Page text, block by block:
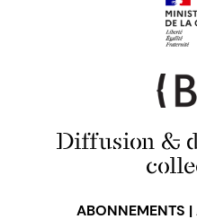
Diffusion &